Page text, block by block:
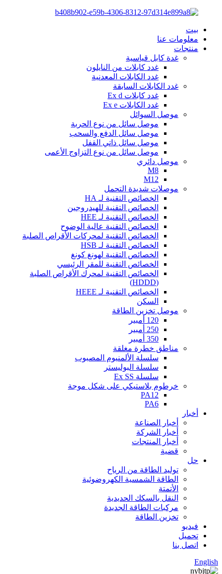
بيت
معلومات عنا
منتجات
غدة كابل قياسية
غدد كابلات من النايلون
غدد الكابلات المعدنية
غدد الكابلات السابقة
غدد كابلات Ex d
غدد الكابلات Ex e
موصل السوائل
موصل سائل من نوع الحربة
موصل سائل الدفع والسحب
موصل سائل ذاتي القفل
موصل سائل من نوع التزاوج الأعمى
موصل دائري
M8
M12
موصلات شديدة التحمل
الخصائص التقنية لـ HA
الخصائص التقنية للهيدروجين
الخصائص التقنية لـ HEE
الخصائص التقنية عالية الوضوح
الخصائص التقنية لمحركات الأقراص الصلبة
الخصائص التقنية لـ HSB
الخصائص التقنية لهونغ كونغ
الخصائص التقنية للمقر الرئيسي
الخصائص التقنية لمحرك الأقراص الصلبة
(HDDD)
الخصائص التقنية لـ HEEE
السكن
موصل تخزين الطاقة
120 أمبير
250 أمبير
350 أمبير
مناطق خطرة مغلقة
سلسلة الألمنيوم المصبوب
سلسلة البوليستر
سلسلة Ex SS
خرطوم بلاستيكي على شكل موجة
PA12
PA6
أخبار
أخبار الصناعة
أخبار الشركة
أخبار المنتجات
قضية
حل
توليد الطاقة من الرياح
الطاقة الشمسية الكهروضوئية
الأتمتة
النقل بالسكك الحديدية
مركبات الطاقة الجديدة
تخزين الطاقة
فيديو
تحميل
اتصل بنا
English